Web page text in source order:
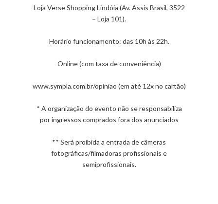
Loja Verse Shopping Lindóia (Av. Assis Brasil, 3522
– Loja 101).
Horário funcionamento: das 10h às 22h.
Online (com taxa de conveniência)
www.sympla.com.br/opiniao (em até 12x no cartão)
* A organização do evento não se responsabiliza
por ingressos comprados fora dos anunciados
** Será proibida a entrada de câmeras
fotográficas/filmadoras profissionais e
semiprofissionais.